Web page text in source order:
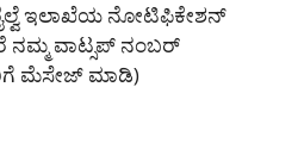
ಇಲಾಖೆಯ ನೋಟಿಫಿಕೇಶನ್
ವಾಟ್ಸಪ್ ನಂಬರ್
ಮೆಸೇಜ್ ಮಾಡಿ)